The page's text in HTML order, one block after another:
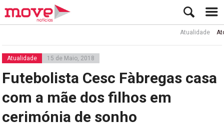
Atualidade Ator Rui
Atualidade 15 de Maio, 2018
Futebolista Cesc Fàbregas casa
com a mãe dos filhos em
cerimónia de sonho